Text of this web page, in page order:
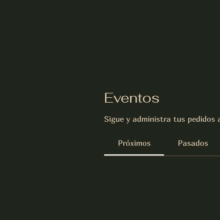
Eventos
Sigue y administra tus pedidos
Próximos Pasados